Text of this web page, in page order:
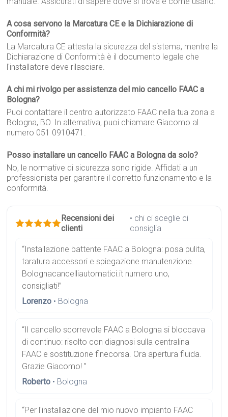
A cosa servono la Marcatura CE e la Dichiarazione di
Conformità?
La Marcatura CE attesta la sicurezza del sistema, mentre la
Dichiarazione di Conformità è il documento legale che
l'installatore deve rilasciare.
A chi mi rivolgo per assistenza del mio cancello FAAC a
Bologna?
Puoi contattare il centro autorizzato FAAC nella tua zona a
Bologna, BO. In alternativa, puoi chiamare Giacomo al
numero 051 0910471.
Posso installare un cancello FAAC a Bologna da solo?
No, le normative di sicurezza sono rigide. Affidati a un
professionista per garantire il corretto funzionamento e la
conformità.
Recensioni dei
clienti
• chi ci sceglie ci
consiglia
“Installazione battente FAAC a Bologna: posa pulita,
taratura accessori e spiegazione manutenzione.
Bolognacancelliautomatici.it numero uno,
consigliati!”
Lorenzo • Bologna
“Il cancello scorrevole FAAC a Bologna si bloccava
di continuo: risolto con diagnosi sulla centralina
FAAC e sostituzione finecorsa. Ora apertura fluida.
Grazie Giacomo! ”
Roberto • Bologna
“Per l'installazione del mio nuovo impianto FAAC